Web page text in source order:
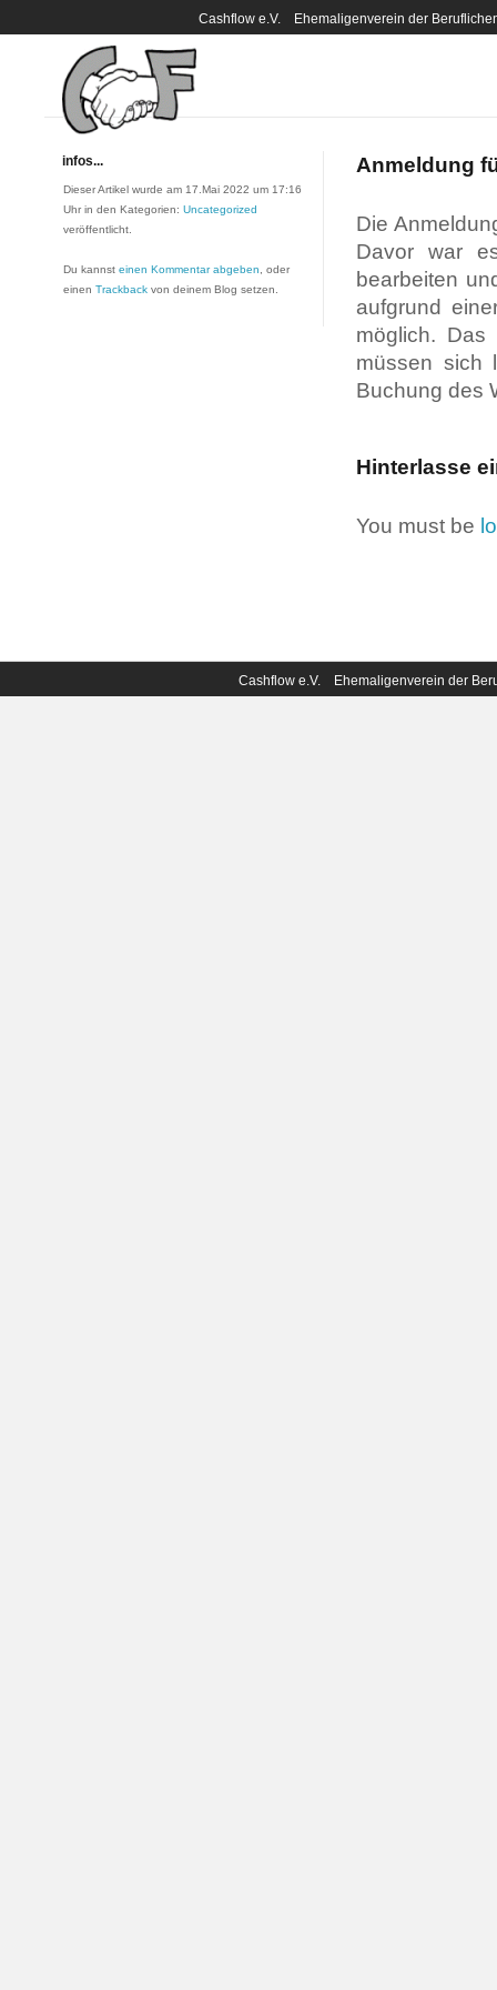
Cashflow e.V. Ehemaligenverein der
infos...
Dieser Artikel wurde am 17.Mai 2022 um 17:16
Uhr in den Kategorien: Uncategorized
veröffentlicht.
Du kannst einen Kommentar abgeben , oder
einen Trackback von deinem Blog setzen.
Anmeldung
Die
Davor war
bearbeiten
aufgrund
möglich.
müssen sich
Buchung des
Hinterlasse
You must be
Cashflow e.V. Ehemaligenverein der